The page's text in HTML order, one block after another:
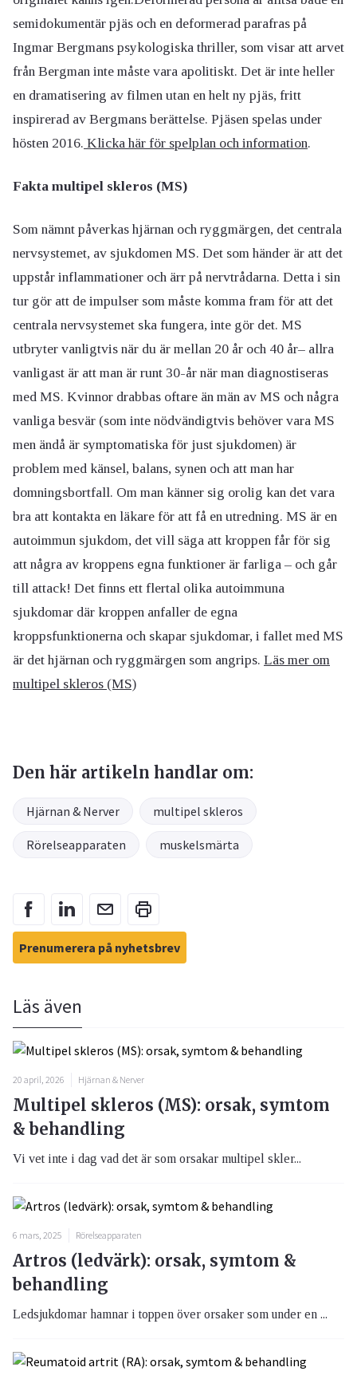
semidokumentär pjäs och en deformerad parafras på
Ingmar Bergmans psykologiska thriller, som visar att arvet
från Bergman inte måste vara apolitiskt. Det är inte heller
en dramatisering av filmen utan en helt ny pjäs, fritt
inspirerad av Bergmans berättelse. Pjäsen spelas under
hösten 2016. Klicka här för spelplan och information.
Fakta multipel skleros (MS)
Som nämnt påverkas hjärnan och ryggmärgen, det centrala
nervsystemet, av sjukdomen MS. Det som händer är att det
uppstår inflammationer och ärr på nervtrådarna. Detta i sin
tur gör att de impulser som måste komma fram för att det
centrala nervsystemet ska fungera, inte gör det. MS
utbryter vanligtvis när du är mellan 20 år och 40 år– allra
vanligast är att man är runt 30-år när man diagnostiseras
med MS. Kvinnor drabbas oftare än män av MS och några
vanliga besvär (som inte nödvändigtvis behöver vara MS
men ändå är symptomatiska för just sjukdomen) är
problem med känsel, balans, synen och att man har
domningsbortfall. Om man känner sig orolig kan det vara
bra att kontakta en läkare för att få en utredning. MS är en
autoimmun sjukdom, det vill säga att kroppen får för sig
att några av kroppens egna funktioner är farliga – och går
till attack! Det finns ett flertal olika autoimmuna
sjukdomar där kroppen anfaller de egna
kroppsfunktionerna och skapar sjukdomar, i fallet med MS
är det hjärnan och ryggmärgen som angrips. Läs mer om
multipel skleros (MS)
Den här artikeln handlar om:
Hjärnan & Nerver multipel skleros
Rörelseapparaten muskelsmärta
Prenumerera på nyhetsbrev
Läs även
20 april, 2026 Hjärnan & Nerver
Multipel skleros (MS): orsak, symtom
& behandling
Vi vet inte i dag vad det är som orsakar multipel skler...
6 mars, 2025 Rörelseapparaten
Artros (ledvärk): orsak, symtom &
behandling
Ledsjukdomar hamnar i toppen över orsaker som under en ...